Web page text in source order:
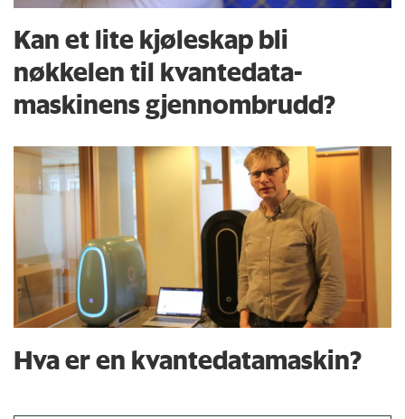
Kan et lite kjøleskap bli
nøkkelen til kvante­data­
maskinens gjennom­brudd?
Hva er en kvantedatamaskin?